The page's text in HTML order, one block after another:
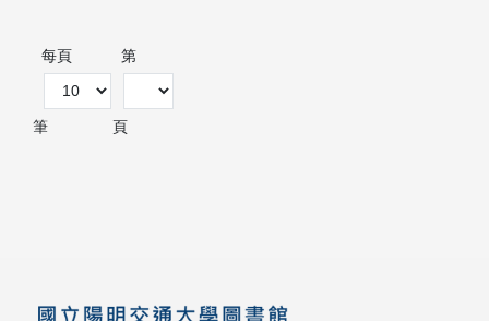
每頁
筆
第
頁